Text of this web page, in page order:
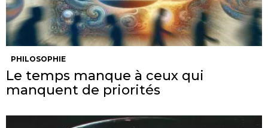
PHILOSOPHIE
Le temps manque à ceux qui
manquent de priorités